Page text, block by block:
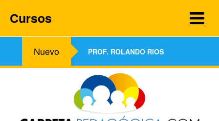
Nuevo PROF. ROLANDO RIOS
Cursos